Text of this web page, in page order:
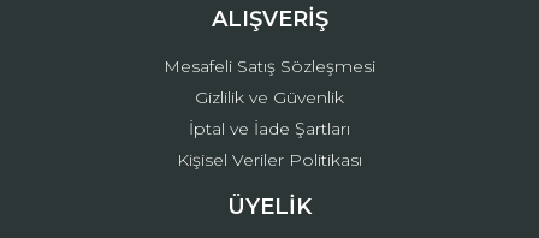
ALIŞVERİŞ
Mesafeli Satış Sözleşmesi
Gizlilik ve Güvenlik
İptal ve İade Şartları
Kişisel Veriler Politikası
ÜYELİK